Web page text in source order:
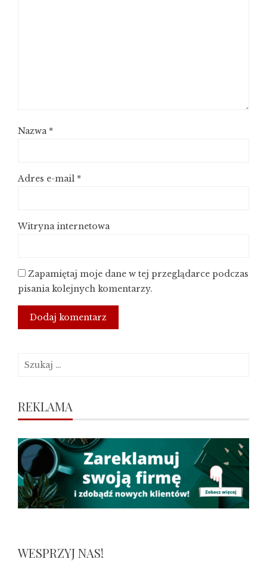
Nazwa *
Adres e-mail *
Witryna internetowa
Zapamiętaj moje dane w tej przeglądarce podczas
pisania kolejnych komentarzy.
Szukaj:
REKLAMA
WESPRZYJ NAS!